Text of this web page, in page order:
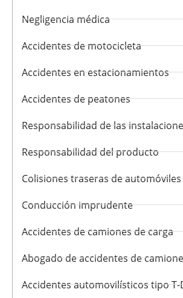
Negligencia médica
Accidentes de motocicleta
Accidentes en estacionamientos
Accidentes de peatones
Responsabilidad de las
Responsabilidad del producto
Colisiones traseras de automóviles
Conducción imprudente
Accidentes de camiones de carga
Abogado de accidentes de
Accidentes automovilísticos tipo T-